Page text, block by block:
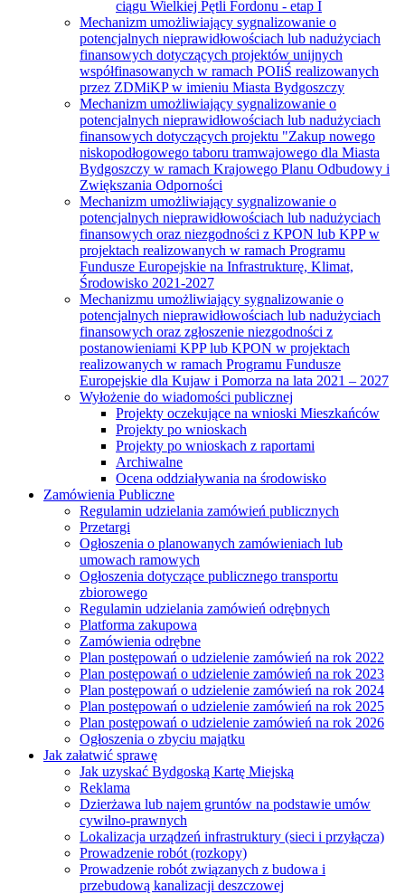
ciągu Wielkiej Pętli Fordonu - etap I
Mechanizm umożliwiający sygnalizowanie o
potencjalnych nieprawidłowościach lub nadużyciach
finansowych dotyczących projektów unijnych
współfinasowanych w ramach POIiŚ realizowanych
przez ZDMiKP w imieniu Miasta Bydgoszczy
Mechanizm umożliwiający sygnalizowanie o
potencjalnych nieprawidłowościach lub nadużyciach
finansowych dotyczących projektu "Zakup nowego
niskopodłogowego taboru tramwajowego dla Miasta
Bydgoszczy w ramach Krajowego Planu Odbudowy i
Zwiększania Odporności
Mechanizm umożliwiający sygnalizowanie o
potencjalnych nieprawidłowościach lub nadużyciach
finansowych oraz niezgodności z KPON lub KPP w
projektach realizowanych w ramach Programu
Fundusze Europejskie na Infrastrukturę, Klimat,
Środowisko 2021-2027
Mechanizmu umożliwiający sygnalizowanie o
potencjalnych nieprawidłowościach lub nadużyciach
finansowych oraz zgłoszenie niezgodności z
postanowieniami KPP lub KPON w projektach
realizowanych w ramach Programu Fundusze
Europejskie dla Kujaw i Pomorza na lata 2021 – 2027
Wyłożenie do wiadomości publicznej
Projekty oczekujące na wnioski Mieszkańców
Projekty po wnioskach
Projekty po wnioskach z raportami
Archiwalne
Ocena oddziaływania na środowisko
Zamówienia Publiczne
Regulamin udzielania zamówień publicznych
Przetargi
Ogłoszenia o planowanych zamówieniach lub
umowach ramowych
Ogłoszenia dotyczące publicznego transportu
zbiorowego
Regulamin udzielania zamówień odrębnych
Platforma zakupowa
Zamówienia odrębne
Plan postępowań o udzielenie zamówień na rok 2022
Plan postępowań o udzielenie zamówień na rok 2023
Plan postępowań o udzielenie zamówień na rok 2024
Plan postępowań o udzielenie zamówień na rok 2025
Plan postępowań o udzielenie zamówień na rok 2026
Ogłoszenia o zbyciu majątku
Jak załatwić sprawę
Jak uzyskać Bydgoską Kartę Miejską
Reklama
Dzierżawa lub najem gruntów na podstawie umów
cywilno-prawnych
Lokalizacja urządzeń infrastruktury (sieci i przyłącza)
Prowadzenie robót (rozkopy)
Prowadzenie robót związanych z budowa i
przebudową kanalizacji deszczowej